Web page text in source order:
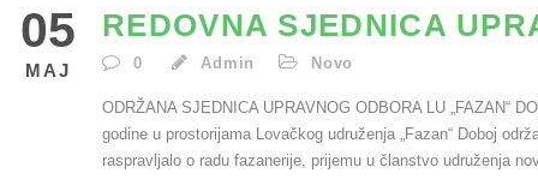
05
МАЈ
REDOVNA SJEDNICA
0 Admin Novo
ODRŽANA SJEDNICA UPRAVNOG ODBORA LU „FAZAN“
godine u prostorijama Lovačkog udruženja „Fazan“ Doboj
raspravljalo o radu fazanerije, prijemu u članstvo udruženja